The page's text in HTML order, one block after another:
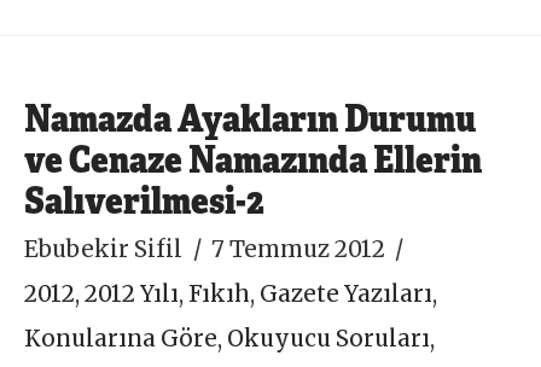
Namazda Ayakların Durumu
ve Cenaze Namazında Ellerin
Salıverilmesi-2
Ebubekir Sifil
7 Temmuz 2012
2012,2012 Yılı,Fıkıh, Gazete Yazıları,
Konularına Göre, Okuyucu Soruları,